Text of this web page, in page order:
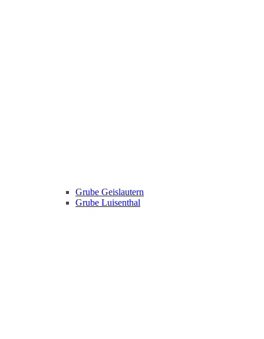
Grube Geislautern
Grube Luisenthal